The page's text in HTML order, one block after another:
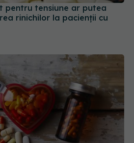
pentru tensiune ar putea
rinichilor la pacienții cu